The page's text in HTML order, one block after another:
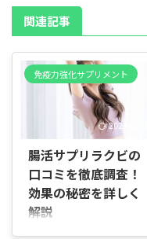
関連記事
免疫力強化サプリメント
2025/12/15
腸活サプリラクビの
口コミを徹底調査！
効果の秘密を詳しく
解説